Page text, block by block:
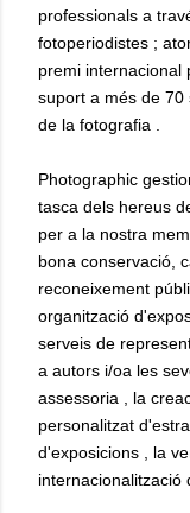
professionals a
fotoperiodistes ;
premi internacional
suport a més de 70
de la fotografia .
Photographic
tasca dels hereus
per a la nostra
bona conservació,
reconeixement
organització
serveis de
a autors i/oa les
assessoria , la
personalitzat
d'exposicions , la
internacionalització